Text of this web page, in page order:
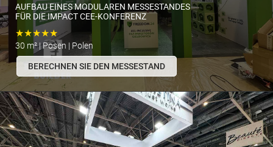
AUFBAU EINES MODULAREN MESSESTANDES
FÜR DIE IMPACT CEE-KONFERENZ
★★★★★
30 m² | Posen | Polen
BERECHNEN SIE DEN MESSESTAND